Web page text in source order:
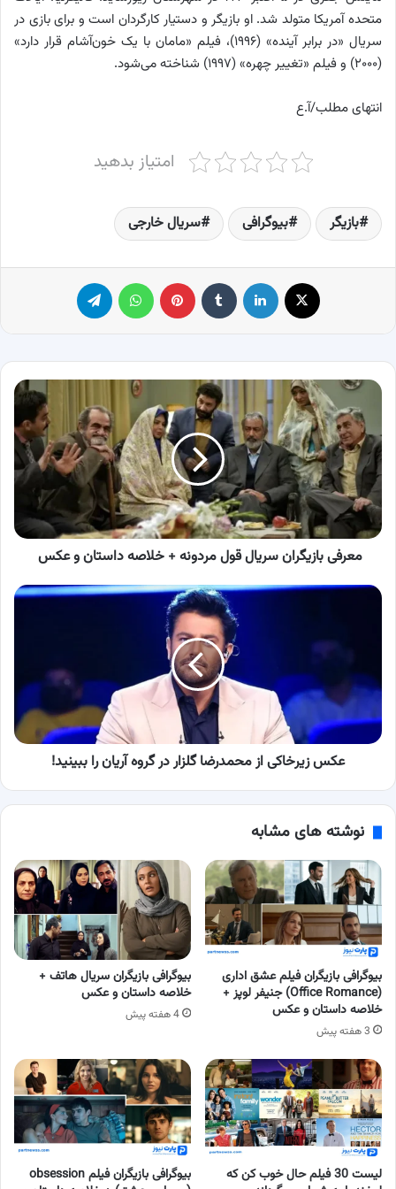
متحده آمریکا متولد شد. او بازیگر و دستیار کارگردان است و برای بازی در
سریال «در برابر آینده» (۱۹۹۶)، فیلم «مامان با یک خون‌آشام قرار دارد»
(۲۰۰۰) و فیلم «تغییر چهره» (۱۹۹۷) شناخته می‌شود.
انتهای مطلب/آ.ع
امتیاز بدهید
بازیگر بیوگرافی سریال خارجی
لینکدین ‫تامبلر پینترست
معرفی
بازیگران
سریال
قول
مردونه
+
خلاصه
داستان
و
عکسمعرفی بازیگران سریال قول مردونه + خلاصه داستان و عکس
عکس
محمدرضا
در
گروه
آریان
را
عکس زیرخاکی از محمدرضا گلزار در گروه آریان را ببینید!
نوشته های مشابه
بیوگرافی بازیگران فیلم عشق اداری
(Office Romance) جنیفر لوپز +
خلاصه داستان و عکس
3 هفته پیش
بیوگرافی بازیگران سریال هاتف +
خلاصه داستان و عکس
4 هفته پیش
لیست 30 فیلم حال خوب کن که
بیوگرافی بازیگران فیلم obsession